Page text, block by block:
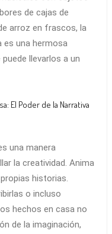
de cajas de
arroz en frascos, la
es una hermosa
llevarlos a un
El Poder de la Narrativa
una manera
la creatividad. Anima
historias.
o incluso
hechos en casa no
de la imaginación,